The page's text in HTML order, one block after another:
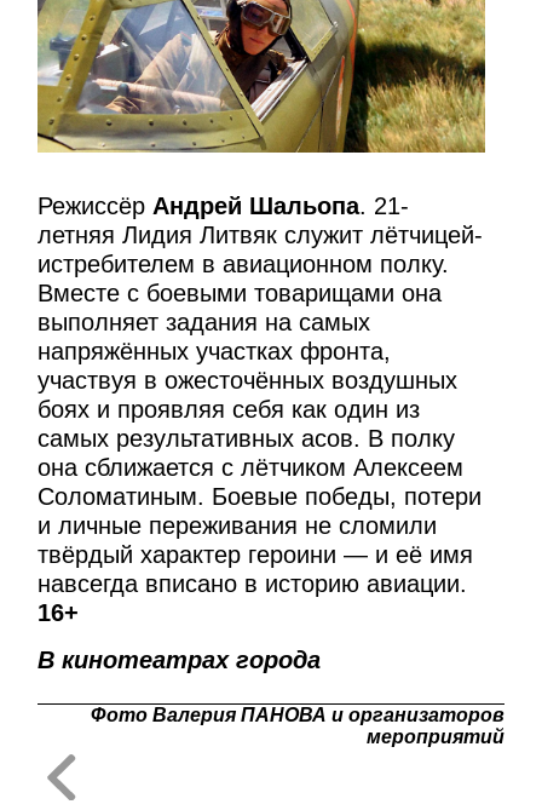
Режиссёр Андрей Шальопа. 21-
летняя Лидия Литвяк служит лётчицей-
истребителем в авиационном полку.
Вместе с боевыми товарищами она
выполняет задания на самых
напряжённых участках фронта,
участвуя в ожесточённых воздушных
боях и проявляя себя как один из
самых результативных асов. В полку
она сближается с лётчиком Алексеем
Соломатиным. Боевые победы, потери
и личные переживания не сломили
твёрдый характер героини — и её имя
навсегда вписано в историю авиации.
16+
В кинотеатрах города
Фото Валерия ПАНОВА и организаторов
мероприятий